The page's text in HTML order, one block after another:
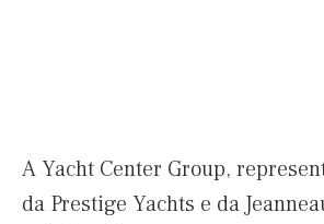
A Yacht Center Group,
da Prestige Yachts e da